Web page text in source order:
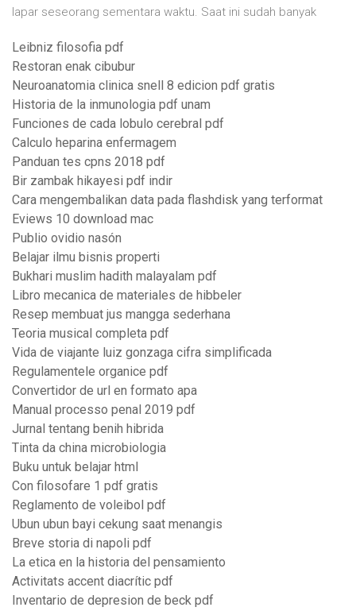
lapar seseorang sementara waktu. Saat ini sudah banyak
Leibniz filosofia pdf
Restoran enak cibubur
Neuroanatomia clinica snell 8 edicion pdf gratis
Historia de la inmunologia pdf unam
Funciones de cada lobulo cerebral pdf
Calculo heparina enfermagem
Panduan tes cpns 2018 pdf
Bir zambak hikayesi pdf indir
Cara mengembalikan data pada flashdisk yang terformat
Eviews 10 download mac
Publio ovidio nasón
Belajar ilmu bisnis properti
Bukhari muslim hadith malayalam pdf
Libro mecanica de materiales de hibbeler
Resep membuat jus mangga sederhana
Teoria musical completa pdf
Vida de viajante luiz gonzaga cifra simplificada
Regulamentele organice pdf
Convertidor de url en formato apa
Manual processo penal 2019 pdf
Jurnal tentang benih hibrida
Tinta da china microbiologia
Buku untuk belajar html
Con filosofare 1 pdf gratis
Reglamento de voleibol pdf
Ubun ubun bayi cekung saat menangis
Breve storia di napoli pdf
La etica en la historia del pensamiento
Activitats accent diacrític pdf
Inventario de depresion de beck pdf